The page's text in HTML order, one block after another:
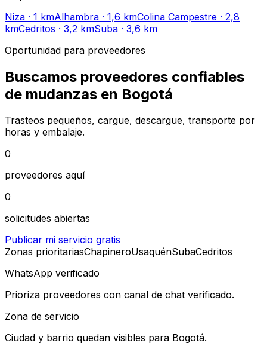
Niza · 1 kmAlhambra · 1,6 kmColina Campestre · 2,8
kmCedritos · 3,2 kmSuba · 3,6 km
Oportunidad para proveedores
Buscamos proveedores confiables
de mudanzas en Bogotá
Trasteos pequeños, cargue, descargue, transporte por
horas y embalaje.
0
proveedores aquí
0
solicitudes abiertas
Publicar mi servicio gratis
Zonas prioritariasChapineroUsaquénSubaCedritos
WhatsApp verificado
Prioriza proveedores con canal de chat verificado.
Zona de servicio
Ciudad y barrio quedan visibles para Bogotá.